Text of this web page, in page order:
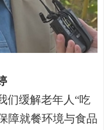
们缓解老年人“吃
障就餐环境与食品